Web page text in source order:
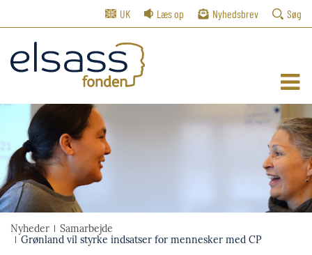
UK Læs op Nyhedsbrev Søg
Nyheder
Samarbejde
Grønland vil styrke indsatser for mennesker med CP